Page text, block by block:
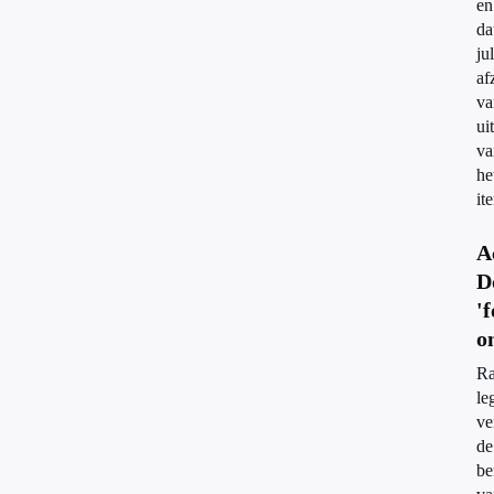
en
de